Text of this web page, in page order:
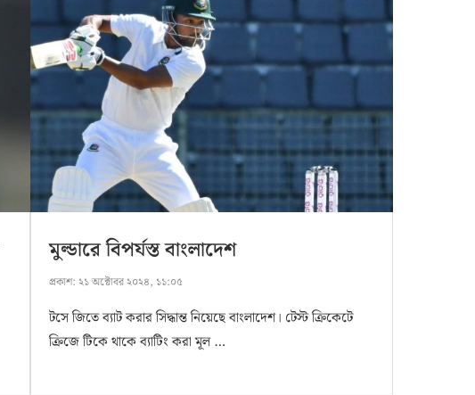
মুল্ডারে বিপর্যস্ত বাংলাদেশ
প্রকাশ: ২১ অক্টোবর ২০২৪, ১১:০৫
টসে জিতে ব্যাট করার সিদ্ধান্ত নিয়েছে বাংলাদেশ। টেস্ট ক্রিকেটে
ক্রিজে টিকে থাকে ব্যাটিং করা মূল …